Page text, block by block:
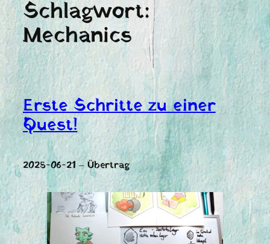
Schlagwort:
Mechanics
Erste Schritte zu einer
Quest!
2025-06-21 – Übertrag